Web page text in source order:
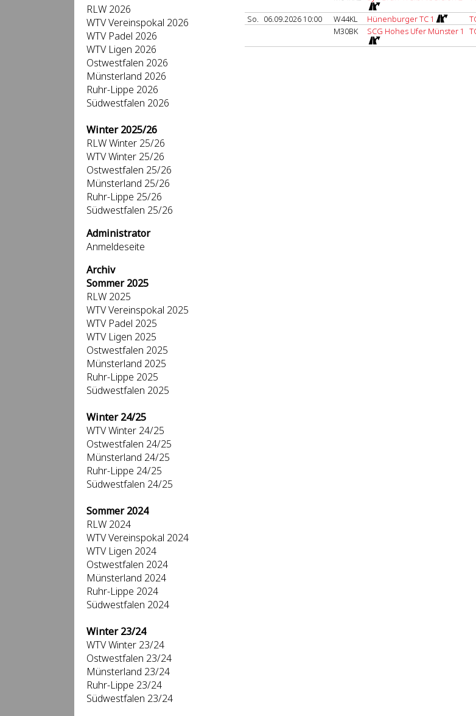
RLW 2026
WTV Vereinspokal 2026
WTV Padel 2026
WTV Ligen 2026
Ostwestfalen 2026
Münsterland 2026
Ruhr-Lippe 2026
Südwestfalen 2026
Winter 2025/26
RLW Winter 25/26
WTV Winter 25/26
Ostwestfalen 25/26
Münsterland 25/26
Ruhr-Lippe 25/26
Südwestfalen 25/26
Administrator
Anmeldeseite
Archiv
Sommer 2025
RLW 2025
WTV Vereinspokal 2025
WTV Padel 2025
WTV Ligen 2025
Ostwestfalen 2025
Münsterland 2025
Ruhr-Lippe 2025
Südwestfalen 2025
Winter 24/25
WTV Winter 24/25
Ostwestfalen 24/25
Münsterland 24/25
Ruhr-Lippe 24/25
Südwestfalen 24/25
Sommer 2024
RLW 2024
WTV Vereinspokal 2024
WTV Ligen 2024
Ostwestfalen 2024
Münsterland 2024
Ruhr-Lippe 2024
Südwestfalen 2024
Winter 23/24
WTV Winter 23/24
Ostwestfalen 23/24
Münsterland 23/24
Ruhr-Lippe 23/24
Südwestfalen 23/24
So. 06.09.2026 10:00 W44KL Hünenburger TC 1
M30BK
SCG Hohes Ufer Münster 1